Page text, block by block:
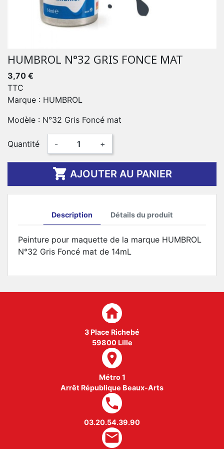
HUMBROL N°32 GRIS FONCE MAT
3,70 €
TTC
Marque : HUMBROL
Modèle : N°32 Gris Foncé mat
Quantité - +
 AJOUTER AU PANIER
Description Détails du produit
Peinture pour maquette de la marque HUMBROL
N°32 Gris Foncé mat de 14mL
home
3 Place Richebé
59800 Lille
room
Métro 1
Arrêt République Beaux-Arts
local_phone
03.20.54.39.90
mail